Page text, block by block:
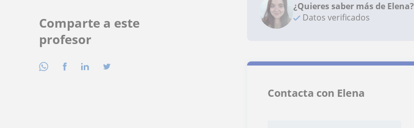
Comparte a este
profesor
¿Quieres saber más de Elena?
Datos verificados
Contacta con Elena